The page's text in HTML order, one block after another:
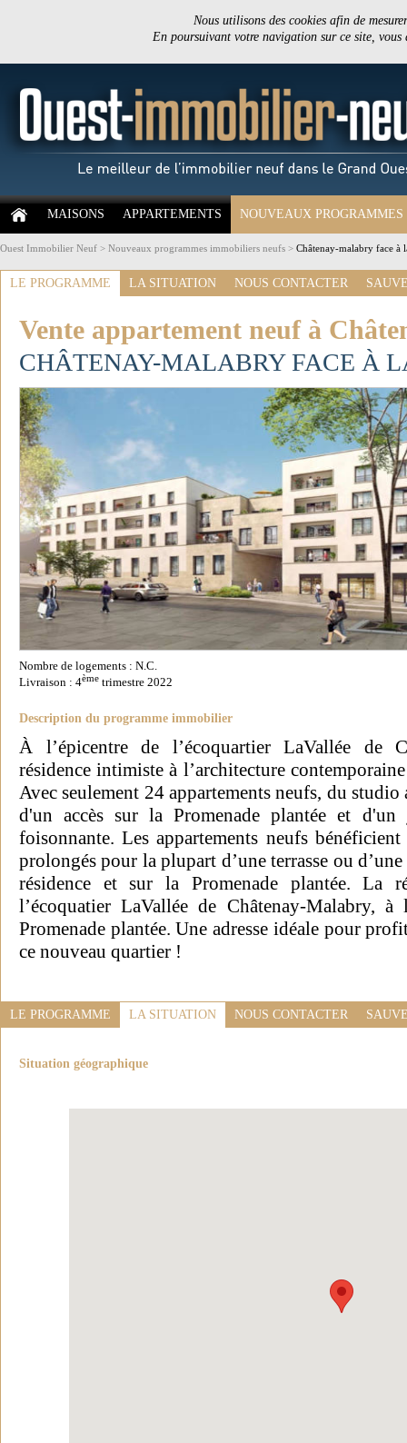
Nous utilisons des cookies afin de
En poursuivant votre navigation sur ce site,
MAISONS APPARTEMENTS NOUVEAUX PROGRAMMES
Ouest Immobilier Neuf > Nouveaux programmes immobiliers neufs > Châtenay-malabry face à
LE PROGRAMME LA SITUATION NOUS CONTACTER
Vente appartement neuf à
CHÂTENAY-MALABRY FACE À
Nombre de logements : N.C.
Livraison : 4ème trimestre 2022
Description du programme immobilier
À l’épicentre de l’écoquartier LaVallée de
résidence intimiste à l’architecture
Avec seulement 24 appartements neufs, du
d'un accès sur la Promenade plantée et
foisonnante. Les appartements neufs
prolongés pour la plupart d’une terrasse ou
résidence et sur la Promenade plantée. La
l’écoquatier LaVallée de Châtenay-Malabry,
Promenade plantée. Une adresse idéale pour
ce nouveau quartier !
LE PROGRAMME LA SITUATION NOUS CONTACTER
Situation géographique